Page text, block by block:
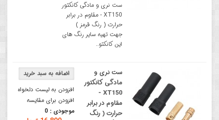
ست نری و مادگی کانکتور
XT150 - مقاوم در برابر
حرارت ( رنگ قرمز )
جهت تهیه سایر رنگ های
این کانکتو..
افزودن به لیست دلخواه
افزودن برای مقایسه
موجودی : 0
ست نری و
مادگی کانکتور
XT150 -
مقاوم در برابر
حرارت ( رنگ